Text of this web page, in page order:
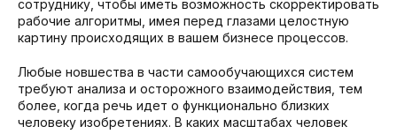
сотруднику, чтобы иметь возможность скорректировать
рабочие алгоритмы, имея перед глазами целостную
картину происходящих в вашем бизнесе процессов.
Любые новшества в части самообучающихся систем
требуют анализа и осторожного взаимодействия, тем
более, когда речь идет о функционально близких
человеку изобретениях. В каких масштабах человек